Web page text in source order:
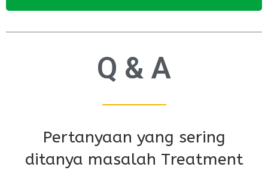
Q & A
Pertanyaan yang sering
ditanya masalah Treatment